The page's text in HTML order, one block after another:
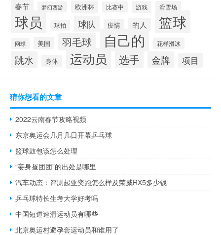
春节 梦幻西游 欧洲杯 比赛中 游戏 滑雪场
球员 球拍 球队 疫情 的人 篮球
网球 美国 羽毛球 自己的 花样滑冰
跳水 身体 运动员 选手 金牌 项目
猜你想看的文章
2022云南春节攻略视频
东京奥运会几月几日开幕乒乓球
篮球鼓包该怎么处理
“妾身昼团团”的出处是哪里
汽车动态：评测起亚奕跑怎么样及荣威RX5多少钱
乒乓球特长生考大学好考吗
中国短道速滑运动员有哪些
北京奥运村避孕套运动员和谁用了